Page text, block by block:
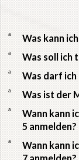
a Was kann
a Was soll ich
a Was darf
a Was ist der
a
Wann kann
5 anmelden?
a
Wann kann